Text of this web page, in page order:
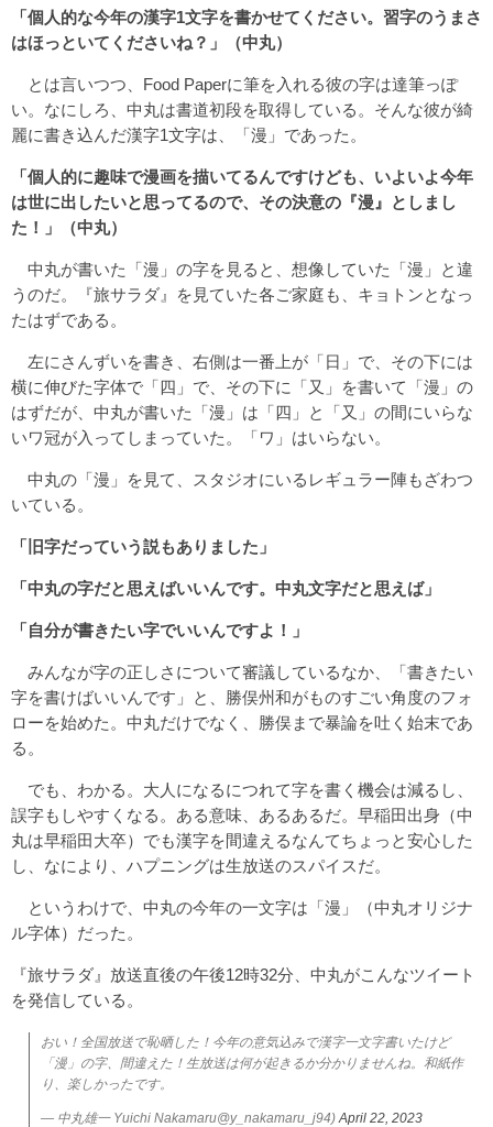
「個人的な今年の漢字1文字を書かせてください。習字のうまさ
はほっといてくださいね？」（中丸）
とは言いつつ、Food Paperに筆を入れる彼の字は達筆っぽ
い。なにしろ、中丸は書道初段を取得している。そんな彼が綺
麗に書き込んだ漢字1文字は、「漫」であった。
「個人的に趣味で漫画を描いてるんですけども、いよいよ今年
は世に出したいと思ってるので、その決意の『漫』としまし
た！」（中丸）
中丸が書いた「漫」の字を見ると、想像していた「漫」と違
うのだ。『旅サラダ』を見ていた各ご家庭も、キョトンとなっ
たはずである。
左にさんずいを書き、右側は一番上が「日」で、その下には
横に伸びた字体で「四」で、その下に「又」を書いて「漫」の
はずだが、中丸が書いた「漫」は「四」と「又」の間にいらな
いワ冠が入ってしまっていた。「ワ」はいらない。
中丸の「漫」を見て、スタジオにいるレギュラー陣もざわつ
いている。
「旧字だっていう説もありました」
「中丸の字だと思えばいいんです。中丸文字だと思えば」
「自分が書きたい字でいいんですよ！」
みんなが字の正しさについて審議しているなか、「書きたい
字を書けばいいんです」と、勝俣州和がものすごい角度のフォ
ローを始めた。中丸だけでなく、勝俣まで暴論を吐く始末であ
る。
でも、わかる。大人になるにつれて字を書く機会は減るし、
誤字もしやすくなる。ある意味、あるあるだ。早稲田出身（中
丸は早稲田大卒）でも漢字を間違えるなんてちょっと安心した
し、なにより、ハプニングは生放送のスパイスだ。
というわけで、中丸の今年の一文字は「漫」（中丸オリジナ
ル字体）だった。
『旅サラダ』放送直後の午後12時32分、中丸がこんなツイート
を発信している。
おい！全国放送で恥晒した！今年の意気込みで漢字一文字書いたけど
「漫」の字、間違えた！生放送は何が起きるか分かりませんね。和紙作
り、楽しかったです。
— 中丸雄一 Yuichi Nakamaru@y_nakamaru_j94)April 22, 2023